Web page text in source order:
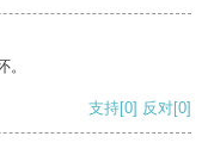
支持[0] 反对[0]